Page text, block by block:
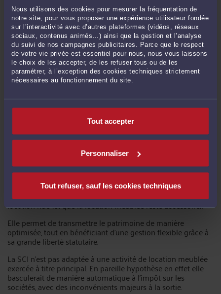
Nous utilisons des cookies pour mesurer la fréquentation de
notre site, pour vous proposer une expérience utilisateur fondée
sur l’interactivité avec d’autres plateformes (vidéos, réseaux
sociaux, contenus animés…) ainsi que la gestion et l’analyse
du suivi de nos campagnes publicitaires. Parce que le respect
de votre vie privée est essentiel pour nous, nous vous laissons
le choix de les accepter, de les refuser tous ou de les
paramétrer, à l’exception des cookies techniques strictement
nécessaires au fonctionnement du site.
Tout accepter
Personnaliser
Tout refuser, sauf les cookies techniques
Il convient également de conserver à l'esprit que la SARL de
famille est une société de forme commerciale. Il est donc
nécessaire de produire des comptes annuels et de les publier
chaque année sur le site du guichet unique. Cela représente
un coût à anticiper.
3) Quelle structure choisir pour un projet d’investissement
immobilier locatif meublé ?
Le choix dépend essentiellement des objectifs de
l’investisseur et de la nature de son projet d’investissement.
Une structure sociétaire n'est pas adaptée à tous les profils.
Parfois, la solution la plus simple est la meilleure, comme un
investissement en nom propre. Pour en savoir plus à ce sujet,
vous pouvez consulter notre article dédié :
Cela étant, pour une gestion patrimoniale et une
transmission familiale facilitée : La SCI est généralement une
option opportune si l’activité principale poursuivie est la
location nue (et que la location meublée reste accessoire).
Elle permet de transmettre le patrimoine de manière
optimisée, tout en bénéficiant d’une gestion flexible grâce à
sa grande liberté statutaire.
La SCI n’est pas adaptée à une activité de location meublée
exercée à titre principal. En pareille hypothèse en effet elle
basculerait de manière automatique à l’impôt sur les
sociétés, avec des inconvénients majeurs à la sortie.